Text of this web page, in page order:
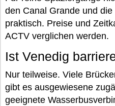
den Canal Grande und
praktisch. Preise und
ACTV verglichen werden.
Ist Venedig
Nur teilweise. Viele
gibt es ausgewiesene
geeignete